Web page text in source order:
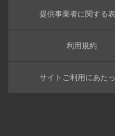
提供事業者に関する
利用規約
サイトご利用にあた